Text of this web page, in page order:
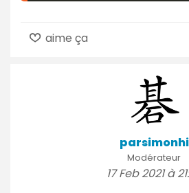
aime ça
parsimonhi
Modérateur
17 Feb 2021 à